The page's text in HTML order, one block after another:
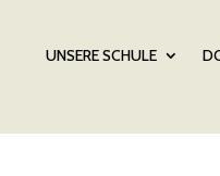
UNSERE SCHULE